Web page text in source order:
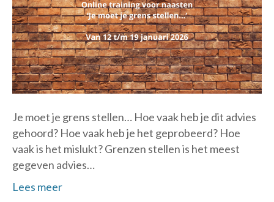
Je moet je grens stellen… Hoe vaak heb je dit advies
gehoord? Hoe vaak heb je het geprobeerd? Hoe
vaak is het mislukt? Grenzen stellen is het meest
gegeven advies…
Lees meer